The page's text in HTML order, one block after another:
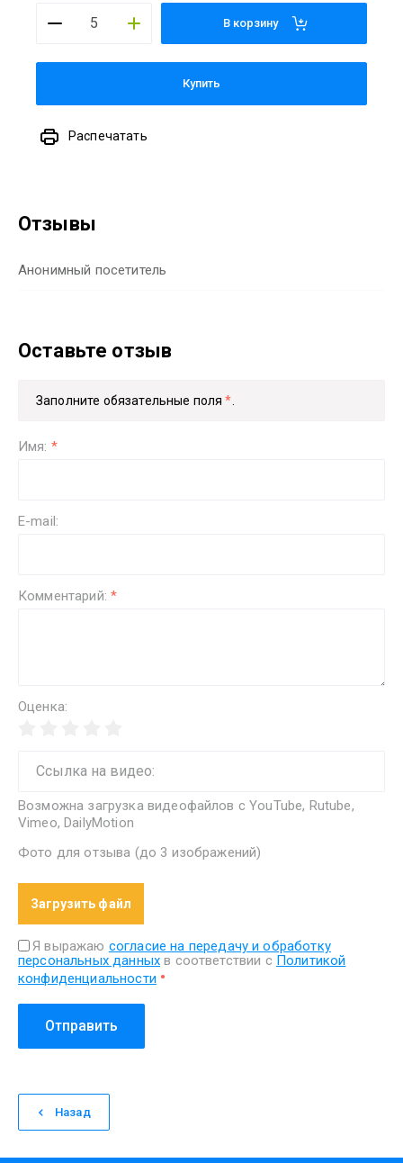
В корзину
Купить
Распечатать
Отзывы
Анонимный посетитель
Оставьте отзыв
Заполните обязательные поля*.
Имя: *
E-mail:
Комментарий:*
Оценка:
Возможна загрузка видеофайлов с YouTube, Rutube,
Vimeo, DailyMotion
Фото для отзыва (до 3 изображений)
Загрузить файл
Я выражаю согласие на передачу и обработку
персональных данных в соответствии с Политикой
конфиденциальности
Отправить
Назад